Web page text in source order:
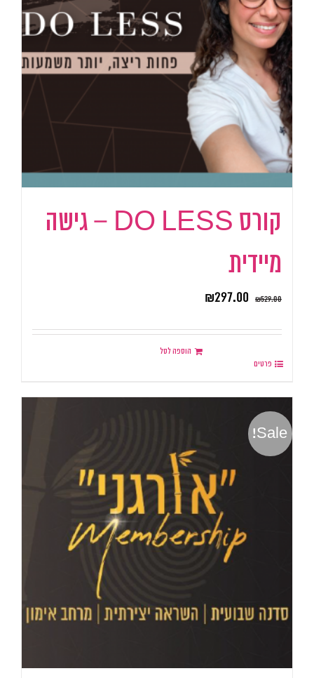
קורס DO LESS – גישה
מיידית
₪529.00
₪297.00
הוספה לסל
פרטים
Sale!